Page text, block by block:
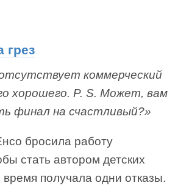
грез
коммерческий
хорошего. P. S. Может, вам
финал на счастливый?»
бросила работу
стать автором детских
время получала одни отказы.